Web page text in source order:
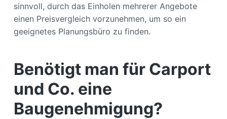
sinnvoll, durch das Einholen mehrerer Angebote
einen Preisvergleich vorzunehmen, um so ein
geeignetes Planungsbüro zu finden.
Benötigt man für Carport
und Co. eine
Baugenehmigung?